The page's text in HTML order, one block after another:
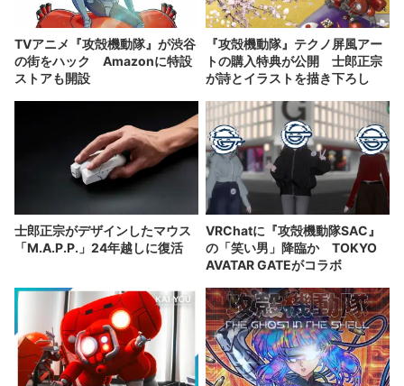
TVアニメ『攻殻機動隊』が渋谷
の街をハック Amazonに特設
ストアも開設
『攻殻機動隊』テクノ屏風アー
トの購入特典が公開 士郎正宗
が詩とイラストを描き下ろし
士郎正宗がデザインしたマウス
「M.A.P.P.」24年越しに復活
VRChatに『攻殻機動隊SAC』
の「笑い男」降臨か TOKYO
AVATAR GATEがコラボ